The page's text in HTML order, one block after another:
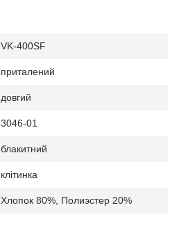
VK-400SF
приталений
довгий
3046-01
блакитний
клітинка
Хлопок 80%, Полиэстер 20%